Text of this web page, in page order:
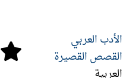
الأدب العربي
القصص القصيرة